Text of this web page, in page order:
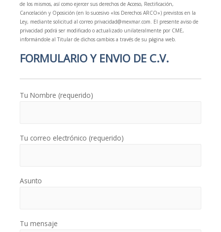
de los mismos, así como ejercer sus derechos de Acceso, Rectificación,
Cancelación y Oposición (en lo sucesivo «los Derechos ARCO») previstos en la
Ley, mediante solicitud al correo privacidad@mexmar.com. El presente aviso de
privacidad podrá ser modificado o actualizado unilateralmente por CME,
informándole al Titular de dichos cambios a través de su página web.
FORMULARIO Y ENVIO DE C.V.
Tu Nombre (requerido)
Tu correo electrónico (requerido)
Asunto
Tu mensaje